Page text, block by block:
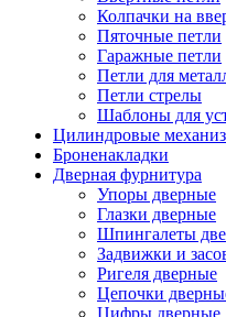
Колпачки на
Пяточные петли
Гаражные петли
Петли для
Петли стрелы
Шаблоны для
Цилиндровые
Броненакладки
Дверная фурнитура
Упоры дверные
Глазки дверные
Шпингалеты
Задвижки и
Ригеля дверные
Цепочки
Цифры дверные